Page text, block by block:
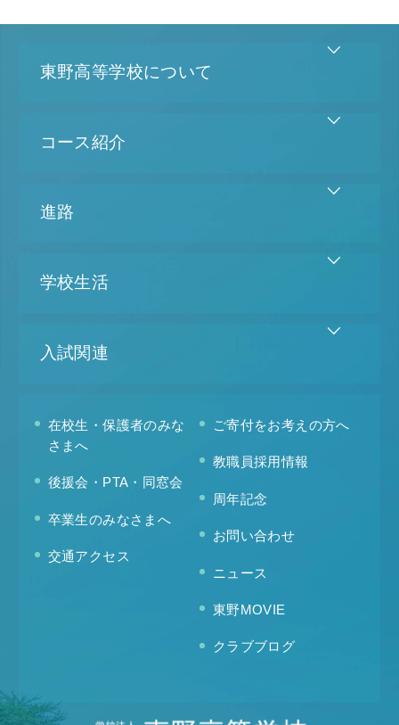
東野高等学校について
コース紹介
進路
学校生活
入試関連
在校生・保護者のみな
さまへ
後援会・PTA・同窓会
卒業生のみなさまへ
交通アクセス
ご寄付をお考えの方へ
教職員採用情報
周年記念
お問い合わせ
ニュース
東野MOVIE
クラブブログ